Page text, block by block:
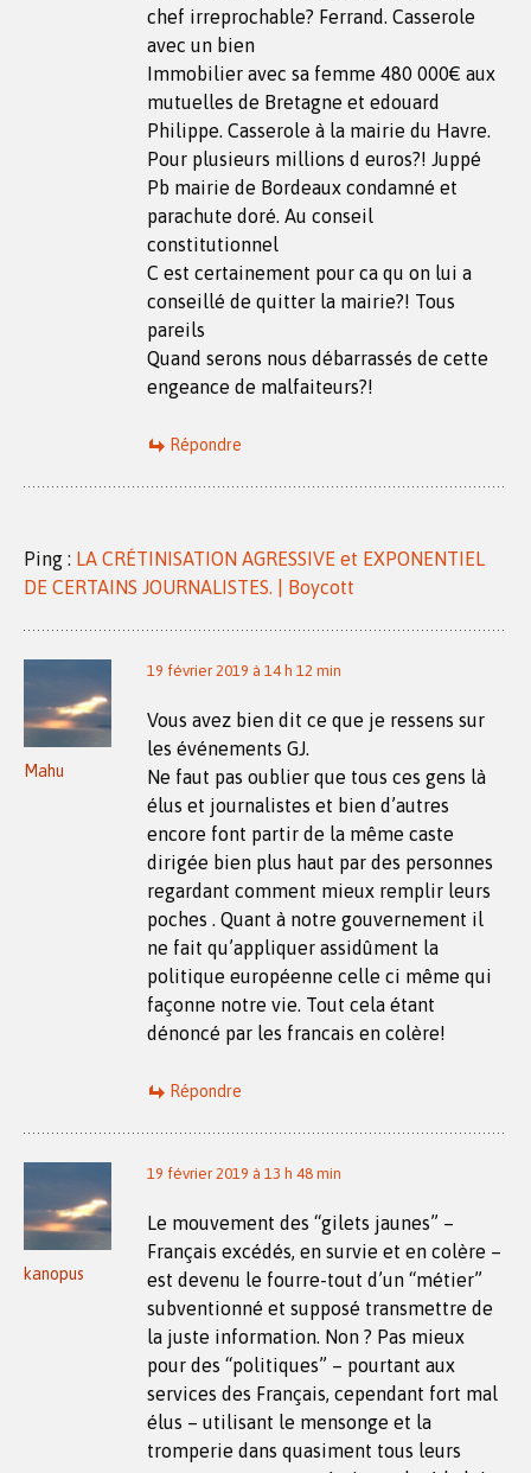
chef irreprochable? Ferrand. Casserole
avec un bien
Immobilier avec sa femme 480 000€ aux
mutuelles de Bretagne et edouard
Philippe. Casserole à la mairie du Havre.
Pour plusieurs millions d euros?! Juppé
Pb mairie de Bordeaux condamné et
parachute doré. Au conseil
constitutionnel
C est certainement pour ca qu on lui a
conseillé de quitter la mairie?! Tous
pareils
Quand serons nous débarrassés de cette
engeance de malfaiteurs?!
Répondre
Ping : LA CRÉTINISATION AGRESSIVE et EXPONENTIEL
DE CERTAINS JOURNALISTES. | Boycott
Mahu
19 février 2019 à 14 h 12 min
Vous avez bien dit ce que je ressens sur
les événements GJ.
Ne faut pas oublier que tous ces gens là
élus et journalistes et bien d’autres
encore font partir de la même caste
dirigée bien plus haut par des personnes
regardant comment mieux remplir leurs
poches . Quant à notre gouvernement il
ne fait qu’appliquer assidûment la
politique européenne celle ci même qui
façonne notre vie. Tout cela étant
dénoncé par les francais en colère!
Répondre
kanopus
19 février 2019 à 13 h 48 min
Le mouvement des “gilets jaunes” –
Français excédés, en survie et en colère –
est devenu le fourre-tout d’un “métier”
subventionné et supposé transmettre de
la juste information. Non ? Pas mieux
pour des “politiques” – pourtant aux
services des Français, cependant fort mal
élus – utilisant le mensonge et la
tromperie dans quasiment tous leurs